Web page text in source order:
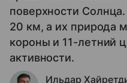
поверхности
20 км, а их природа
короны и 11-летний
активности.
Ильдар